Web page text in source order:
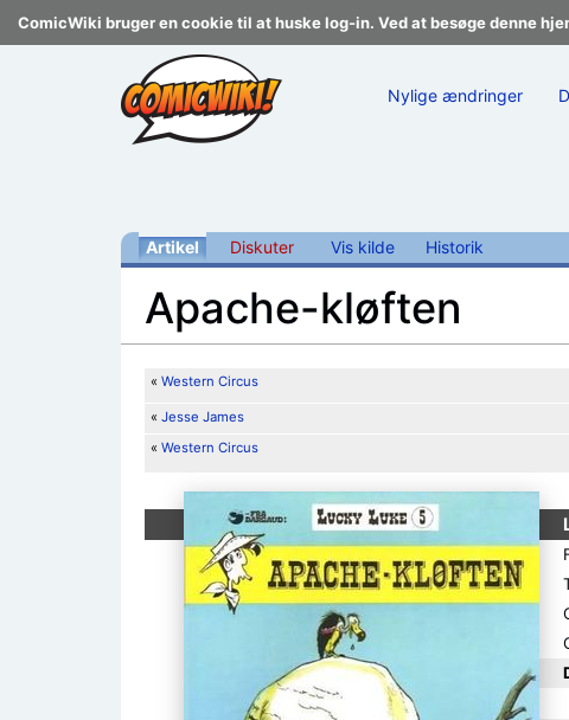
ComicWiki bruger en cookie til at huske log-in. Ved at besøge denne
Nylige ændringer
Artikel Diskuter Vis kilde Historik
Apache-kløften
« Western Circus
« Jesse James
« Western Circus